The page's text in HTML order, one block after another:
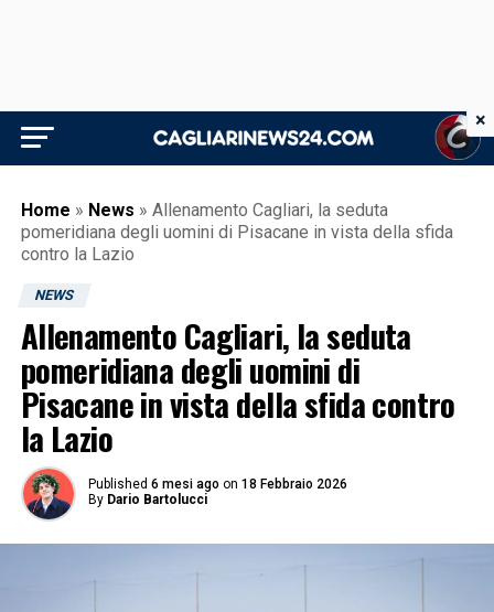
Home » News » Allenamento Cagliari, la seduta
pomeridiana degli uomini di Pisacane in vista della sfida
contro la Lazio
NEWS
Allenamento Cagliari, la seduta
pomeridiana degli uomini di
Pisacane in vista della sfida contro
la Lazio
Published 6 mesi ago on 18 Febbraio 2026
By Dario Bartolucci
×